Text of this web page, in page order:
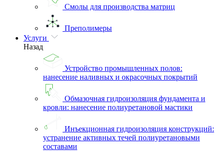
Смолы для производства матриц
Преполимеры
Услуги
Назад
Устройство промышленных полов:
нанесение наливных и окрасочных покрытий
Обмазочная гидроизоляция фундамента и
кровли: нанесение полиуретановой мастики
Инъекционная гидроизоляция конструкций:
устранение активных течей полиуретановыми
составами